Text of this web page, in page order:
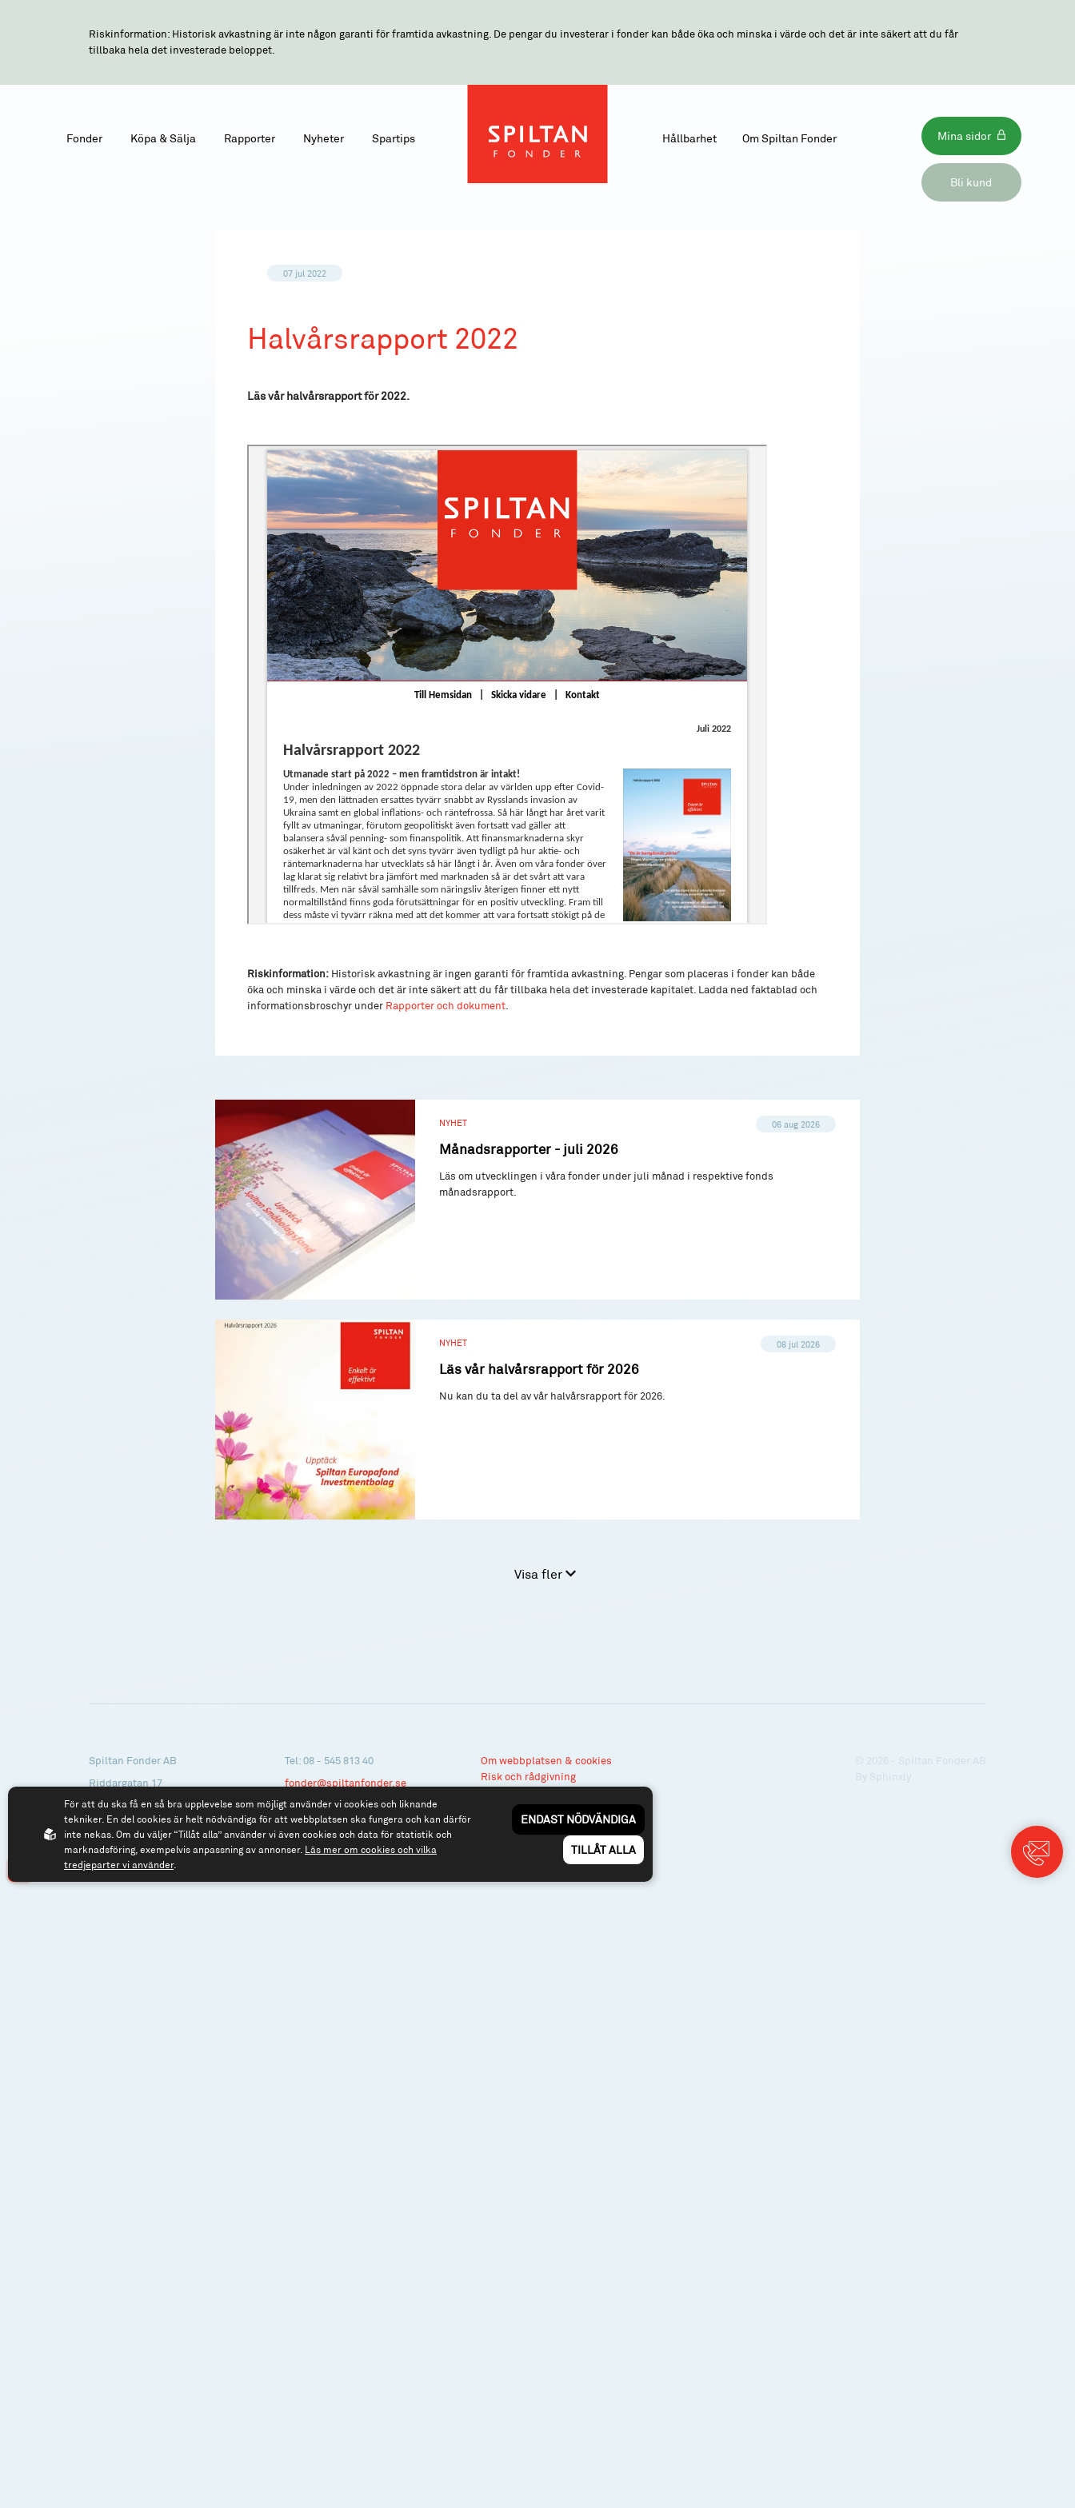
Riskinformation: Historisk avkastning är inte någon garanti för framtida avkastning. De pengar du investerar i fonder kan både öka och minska i värde och det är inte säkert att du får
tillbaka hela det investerade beloppet.
Bli kund
Mina sidor
Fonder Köpa & Sälja Rapporter Nyheter Spartips Om Spiltan Fonder
Hållbarhet
07 jul 2022
Halvårsrapport 2022
Läs vår halvårsrapport för 2022.
Riskinformation:Historisk avkastning är ingen garanti för framtida avkastning. Pengar som placeras i fonder kan både
öka och minska i värde och det är inte säkert att du får tillbaka hela det investerade kapitalet. Ladda ned faktablad och
informationsbroschyr under Rapporter och dokument.
NYHET 06 aug 2026
Månadsrapporter - juli 2026
Läs om utvecklingen i våra fonder under juli månad i respektive fonds
månadsrapport.
NYHET 08 jul 2026
Läs vår halvårsrapport för 2026
Nu kan du ta del av vår halvårsrapport för 2026.
Visa fler
Spiltan Fonder AB
Riddargatan 17
114 57 Stockholm
Tel: 08 - 545 813 40
fonder@spiltanfonder.se
Om webbplatsen & cookies
Risk och rådgivning
© 2026 - Spiltan Fonder AB
By Sphinxly
För att du ska få en så bra upplevelse som möjligt använder vi cookies och liknande
tekniker. En del cookies är helt nödvändiga för att webbplatsen ska fungera och kan därför
inte nekas. Om du väljer “Tillåt alla” använder vi även cookies och data för statistik och
marknadsföring, exempelvis anpassning av annonser. Läs mer om cookies och vilka
tredjeparter vi använder.
ENDAST NÖDVÄNDIGA
TILLÅT ALLA